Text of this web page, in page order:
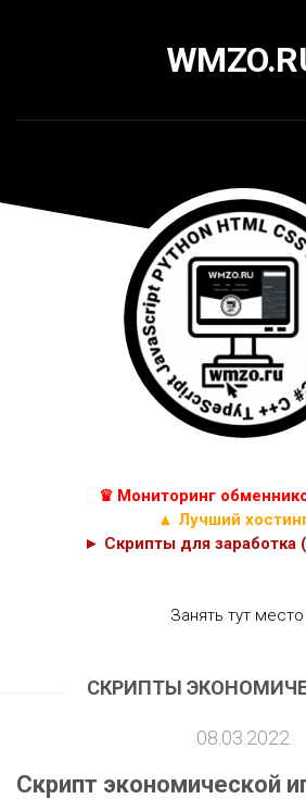
♛ Мониторинг
▲ Лучший
► Скрипты для заработка
Занять тут место
СКРИПТЫ
08.03.2022
Скрипт экономической